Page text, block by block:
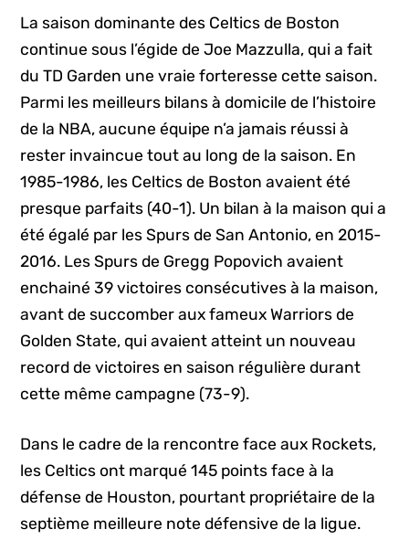
La saison dominante des Celtics de Boston
continue sous l’égide de Joe Mazzulla, qui a fait
du TD Garden une vraie forteresse cette saison.
Parmi les meilleurs bilans à domicile de l’histoire
de la NBA, aucune équipe n’a jamais réussi à
rester invaincue tout au long de la saison. En
1985-1986, les Celtics de Boston avaient été
presque parfaits (40-1). Un bilan à la maison qui a
été égalé par les Spurs de San Antonio, en 2015-
2016. Les Spurs de Gregg Popovich avaient
enchainé 39 victoires consécutives à la maison,
avant de succomber aux fameux Warriors de
Golden State, qui avaient atteint un nouveau
record de victoires en saison régulière durant
cette même campagne (73-9).
Dans le cadre de la rencontre face aux Rockets,
les Celtics ont marqué 145 points face à la
défense de Houston, pourtant propriétaire de la
septième meilleure note défensive de la ligue.